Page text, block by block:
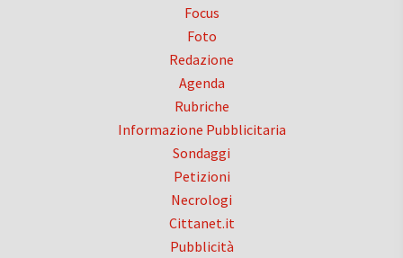
Focus
Foto
Redazione
Agenda
Rubriche
Informazione Pubblicitaria
Sondaggi
Petizioni
Necrologi
Cittanet.it
Pubblicità